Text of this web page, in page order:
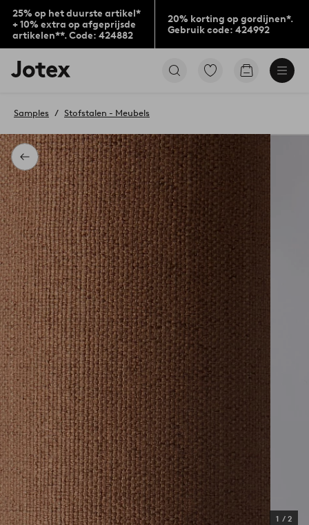
25% op het duurste artikel*
+ 10% extra op afgeprijsde
artikelen**. Code: 424882
20% korting op gordijnen*.
Gebruik code: 424992
Jotex
logo
to
home
page
Ga
Go
Terug
Samples Stofstalen - Meubels
1 / 2